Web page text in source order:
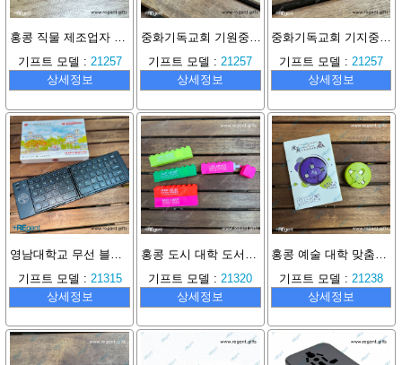
홍콩 직물 제조업자 협회 주석린 중학교 맞춤 배지
기프트 모델 : 21257
상세정보
중화기독교회 기원중학 풍기 배지
기프트 모델 :21257
상세정보
중화기독교회 기지중학 도서관
기프트 모델 :21257
상세정보
영남대학교 무선 블루투스 키보드
기프트 모델 : 21315
상세정보
홍콩 도시 대학 도서관 - 레고 형광펜
기프트 모델 :21320
상세정보
홍콩 예술 대학 맞춤형 USB 충전 케이블
기프트 모델 :21238
상세정보